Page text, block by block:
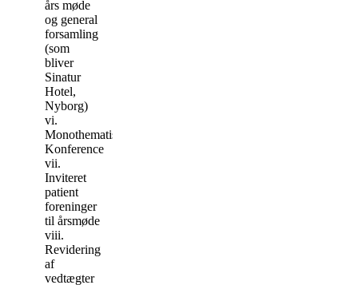
års møde
og general
forsamling
(som
bliver
Sinatur
Hotel,
Nyborg)
vi.
Monothematisk
Konference
vii.
Inviteret
patient
foreninger
til årsmøde
viii.
Revidering
af
vedtægter